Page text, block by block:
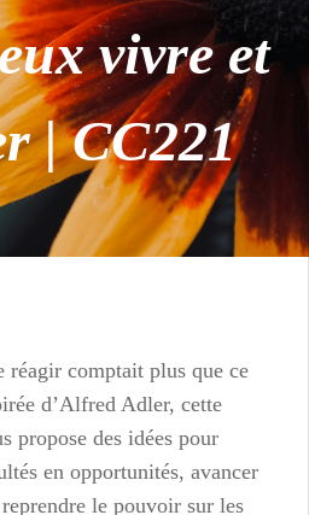
vivre et
| CC221
réagir comptait plus que ce
d’Alfred Adler, cette
propose des idées pour
en opportunités, avancer
le pouvoir sur les